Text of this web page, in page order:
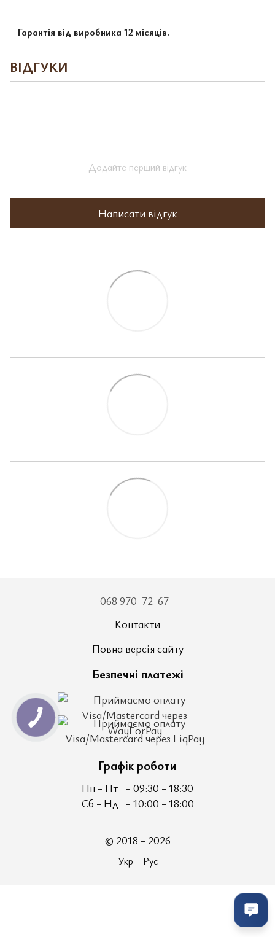
Гарантія від виробника 12 місяців.
ВІДГУКИ
Додайте перший відгук
Написати відгук
068 970-72-67
Контакти
Повна версія сайту
Безпечні платежі
Графік роботи
Пн - Пт - 09:30 - 18:30
Сб - Нд - 10:00 - 18:00
© 2018 - 2026
Укр Рус